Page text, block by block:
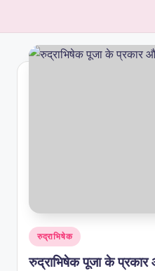
रुद्राभिषेक
रुद्राभिषेक पूजा के प्रकार